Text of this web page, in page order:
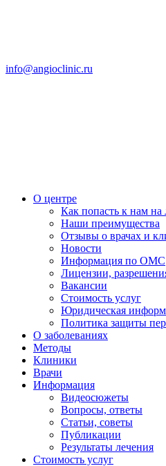
info@angioclinic.ru
О центре
Как попасть к нам на
Наши преимущества
Отзывы о врачах и
Новости
Информация по ОМС
Лицензии,
Вакансии
Стоимость услуг
Юридическая
Политика защиты
О заболеваниях
Методы
Клиники
Врачи
Информация
Видеосюжеты
Вопросы, ответы
Статьи, советы
Публикации
Результаты лечения
Стоимость услуг